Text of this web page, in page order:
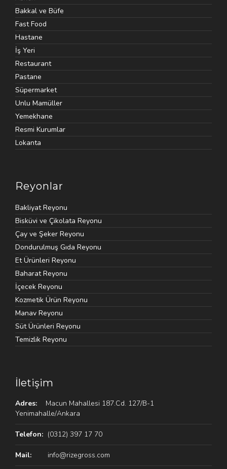
Bakkal ve Büfe
Fast Food
Hastane
İş Yeri
Restaurant
Pastane
Süpermarket
Unlu Mamüller
Yemekhane
Resmi Kurumlar
Lokanta
Reyonlar
Bakliyat Reyonu
Bisküvi ve Çikolata Reyonu
Çay ve Şeker Reyonu
Dondurulmuş Gıda Reyonu
Et Ürünleri Reyonu
Baharat Reyonu
İçecek Reyonu
Kozmetik Ürün Reyonu
Manav Reyonu
Süt Ürünleri Reyonu
Temizlik Reyonu
İletişim
Adres:
Macun Mahallesi 187.Cd. 127/B-1
Yenimahalle/Ankara
Telefon: (0312) 397 17 70
Mail: info@rizegross.com